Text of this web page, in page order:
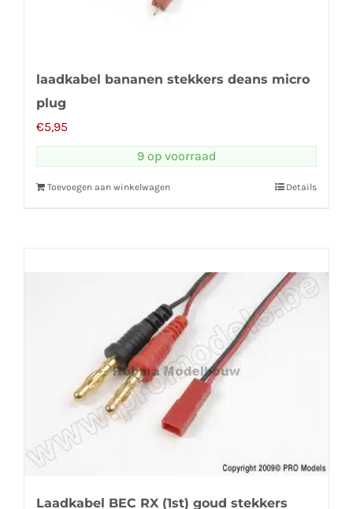
laadkabel bananen stekkers deans micro
plug
€5,95
9 op voorraad
Toevoegen aan winkelwagen Details
Laadkabel BEC RX (1st) goud stekkers